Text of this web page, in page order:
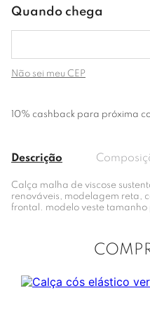
Não sei meu CEP
10% cashback para próxima
Descrição
Calça malha de viscose
renováveis, modelagem reta,
frontal. modelo veste tamanho